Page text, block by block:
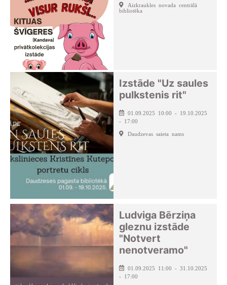
Aizkraukles novada centrālā
bibliotēka
Izstāde "Uz saules
pulkstenis rit"
01.09.2025 10:00 - 19.10.2025
- 17:00
Daudzevas saieta nams
Ludviga Bērziņa
gleznu izstāde
"Notvert
nenotveramo"
01.09.2025 11:00 - 31.10.2025
- 17:00